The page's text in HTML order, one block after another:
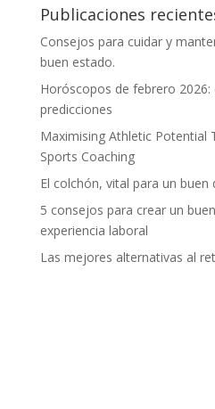
Publicaciones
Consejos para cuidar y
buen estado.
Horóscopos de febrero
predicciones
Maximising Athletic Potential
Sports Coaching
El colchón, vital para un
5 consejos para crear un
experiencia laboral
Las mejores alternativas al